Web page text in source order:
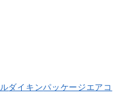
ダイキンパッケージエアコ